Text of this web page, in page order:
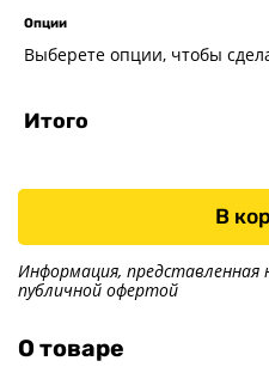
Опции
Выберете опции, чтобы
Итого
В
Информация, представленная
публичной офертой
О товаре